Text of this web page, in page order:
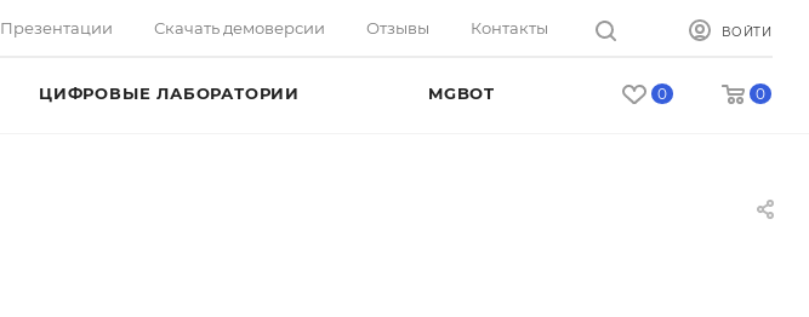
Презентации Скачать демоверсии Отзывы Контакты ВОЙТИ
0 0
ЦИФРОВЫЕ ЛАБОРАТОРИИ MGBOT